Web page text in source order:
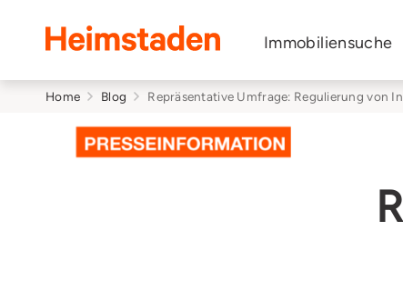
HeimstadenImmobiliensuche
Home Blog Repräsentative Umfrage: Regulierung von